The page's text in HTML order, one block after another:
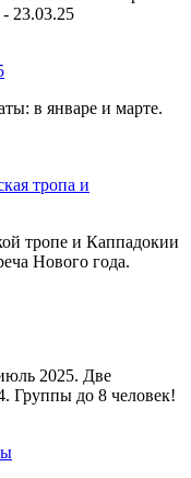
23.03.25
в январе и марте.
тропа и
тропе и Каппадокии
Нового года.
2025. Две
Группы до 8 человек!